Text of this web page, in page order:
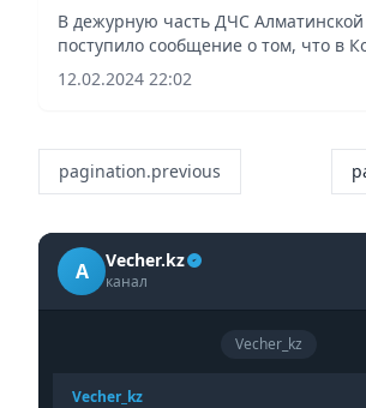
В дежурную часть ДЧС Алматинской
поступило сообщение о том, что в
четырехэтажном многоквартирном
произошло загорание квартиры.
12.02.2024 22:02
pagination.previous
A Vecher.kz
канал
Vecher_kz
Vecher_kz